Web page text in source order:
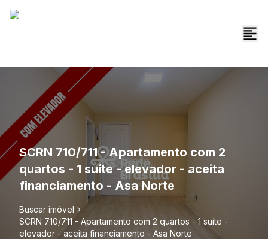
SCRN 710/711 - Apartamento com 2
quartos - 1 suíte - elevador - aceita
financiamento - Asa Norte
Buscar imóvel
SCRN 710/711 - Apartamento com 2 quartos - 1 suíte -
elevador - aceita financiamento - Asa Norte